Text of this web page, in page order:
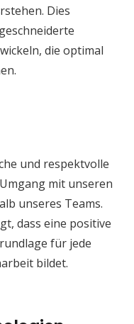
Dies
die optimal
und respektvolle
mit unseren
unseres Teams.
dass eine positive
für jede
bildet.